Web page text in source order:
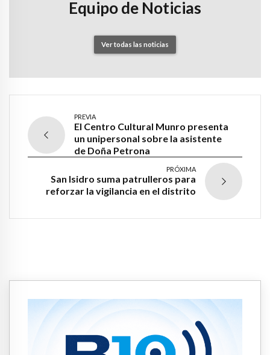
Equipo de Noticias
Ver todas las noticias
PREVIA
El Centro Cultural Munro presenta
un unipersonal sobre la asistente
de Doña Petrona
PRÓXIMA
San Isidro suma patrulleros para
reforzar la vigilancia en el distrito